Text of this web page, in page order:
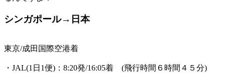
シンガポール→日本
東京/成田国際空港着
・JAL(1日1便)：8:20発/16:05着 (飛行時間６時間４５分)